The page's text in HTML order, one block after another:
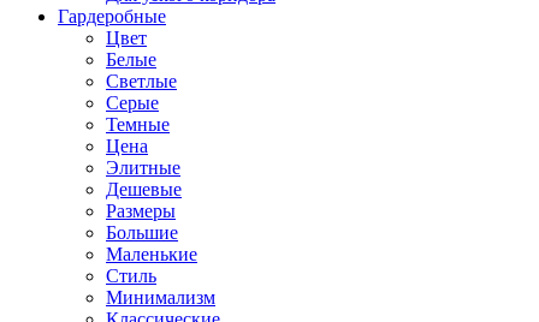
Гардеробные
Цвет
Белые
Светлые
Серые
Темные
Цена
Элитные
Дешевые
Размеры
Большие
Маленькие
Стиль
Минимализм